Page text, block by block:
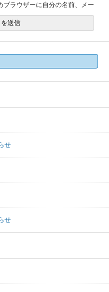
ブラウザーに自分の名前、メー
せ
せ